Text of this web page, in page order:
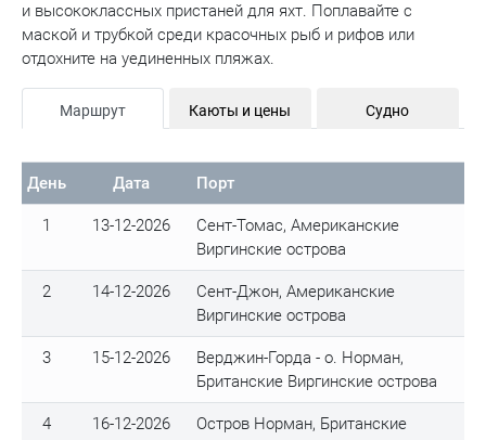
и высококлассных пристаней для яхт. Поплавайте с
маской и трубкой среди красочных рыб и рифов или
отдохните на уединенных пляжах.
Маршрут Каюты и цены Судно
День Дата Порт
1 13-12-2026
Сент-Томас, Американские
Виргинские острова
2 14-12-2026
Сент-Джон, Американские
Виргинские острова
3 15-12-2026
Верджин-Горда - о. Норман,
Британские Виргинские острова
4 16-12-2026
Остров Норман, Британские